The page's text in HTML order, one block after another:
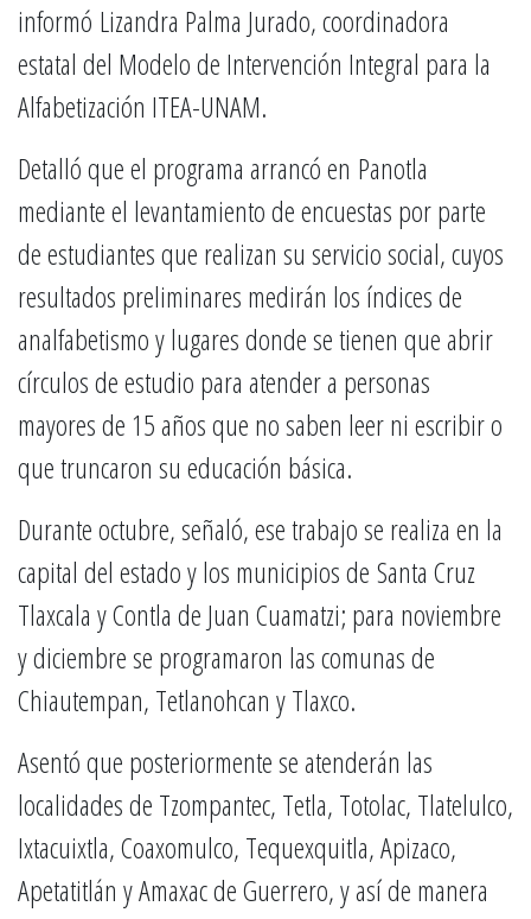
informó Lizandra Palma Jurado, coordinadora
estatal del Modelo de Intervención Integral para la
Alfabetización ITEA-UNAM.
Detalló que el programa arrancó en Panotla
mediante el levantamiento de encuestas por parte
de estudiantes que realizan su servicio social, cuyos
resultados preliminares medirán los índices de
analfabetismo y lugares donde se tienen que abrir
círculos de estudio para atender a personas
mayores de 15 años que no saben leer ni escribir o
que truncaron su educación básica.
Durante octubre, señaló, ese trabajo se realiza en la
capital del estado y los municipios de Santa Cruz
Tlaxcala y Contla de Juan Cuamatzi; para noviembre
y diciembre se programaron las comunas de
Chiautempan, Tetlanohcan y Tlaxco.
Asentó que posteriormente se atenderán las
localidades de Tzompantec, Tetla, Totolac, Tlatelulco,
Ixtacuixtla, Coaxomulco, Tequexquitla, Apizaco,
Apetatitlán y Amaxac de Guerrero, y así de manera